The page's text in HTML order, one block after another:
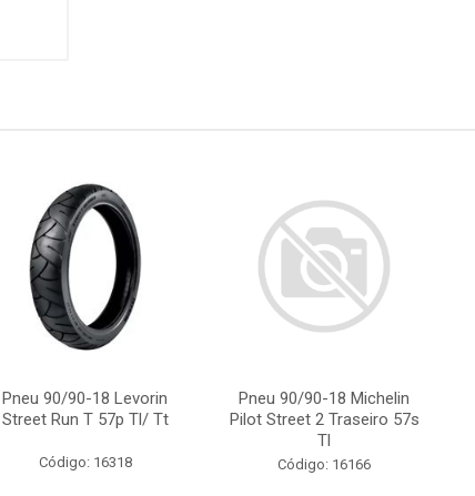
Pneu 90/90-18 Levorin
Street Run T 57p Tl/ Tt
Código: 16318
Pneu 90/90-18 Michelin
Pilot Street 2 Traseiro 57s
Tl
Código: 16166